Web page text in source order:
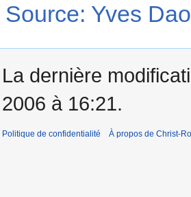
Source: Yves
La dernière
2006 à 16:21.
Politique de confidentialité À propos de Christ-